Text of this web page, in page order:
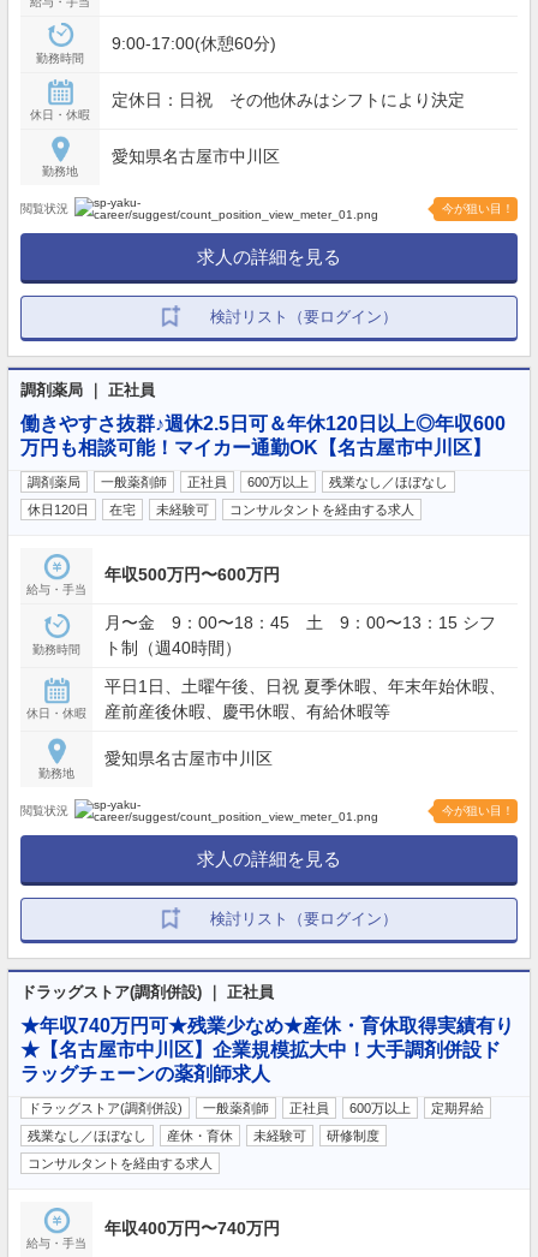
勤務時間
9:00-17:00(休憩60分)
休日・休暇
定休日：日祝 その他休みはシフトにより決定
勤務地
愛知県名古屋市中川区
閲覧状況 今が狙い目！
求人の詳細を見る
検討リスト（要ログイン）
調剤薬局 ｜ 正社員
働きやすさ抜群♪週休2.5日可＆年休120日以上◎年収600
万円も相談可能！マイカー通勤OK【名古屋市中川区】
調剤薬局 一般薬剤師 正社員 600万以上
残業なし／ほぼなし
休日120日
在宅 未経験可 コンサルタントを経由する求人
給与・手当
年収500万円〜600万円
勤務時間
月〜金 9：00〜18：45 土 9：00〜13：15 シフ
ト制（週40時間）
休日・休暇
平日1日、土曜午後、日祝 夏季休暇、年末年始休暇、
産前産後休暇、慶弔休暇、有給休暇等
勤務地
愛知県名古屋市中川区
閲覧状況 今が狙い目！
求人の詳細を見る
検討リスト（要ログイン）
ドラッグストア(調剤併設) ｜ 正社員
★年収740万円可★残業少なめ★産休・育休取得実績有り
★【名古屋市中川区】企業規模拡大中！大手調剤併設ド
ラッグチェーンの薬剤師求人
ドラッグストア(調剤併設) 一般薬剤師 正社員 600万以上
定期昇給
残業なし／ほぼなし
産休・育休 未経験可
研修制度
コンサルタントを経由する求人
給与・手当
年収400万円〜740万円